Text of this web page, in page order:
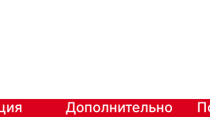
Дополнительно